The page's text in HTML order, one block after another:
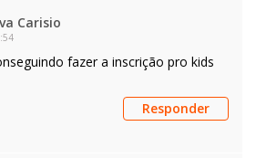
Carisio
fazer a inscrição pro kids
Responder